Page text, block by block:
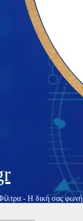
- H δική σας φωνή